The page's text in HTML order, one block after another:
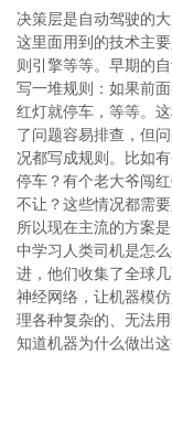
决策层是自动驾驶的
这里面用到的技术主
则引擎等等。早期的
写一堆规则：如果前
红灯就停车，等等。
了问题容易排查，但
况都写成规则。比如
停车？有个老大爷闯
不让？这些情况都需
所以现在主流的方案
中学习人类司机是怎
进，他们收集了全球
神经网络，让机器模
理各种复杂的、无法
知道机器为什么做出